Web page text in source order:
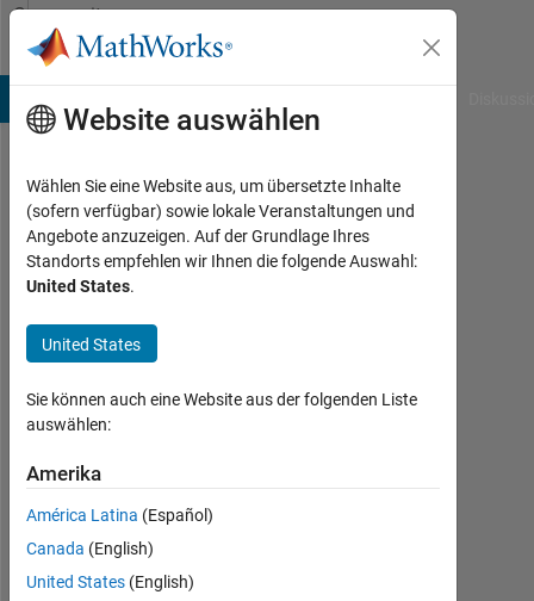
Weiter zum Inhalt
Community
Profile
Rasmus
Last
seen:
6
Tage
vor
Aktiv
seit
0
Following:
Website auswählen
Wählen Sie eine Website aus, um übersetzte Inhalte
(sofern verfügbar) sowie lokale Veranstaltungen und
Angebote anzuzeigen. Auf der Grundlage Ihres
Standorts empfehlen wir Ihnen die folgende Auswahl:
United States.
United States
Sie können auch eine Website aus der folgenden Liste
auswählen:
Amerika
América Latina (Español)
Canada (English)
United States (English)